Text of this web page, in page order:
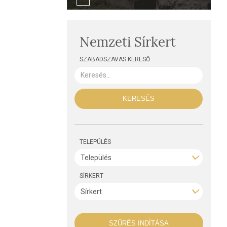
Nemzeti Sírkert
SZABADSZAVAS KERESŐ
KERESÉS
TELEPÜLÉS
SÍRKERT
SZŰRÉS INDÍTÁSA